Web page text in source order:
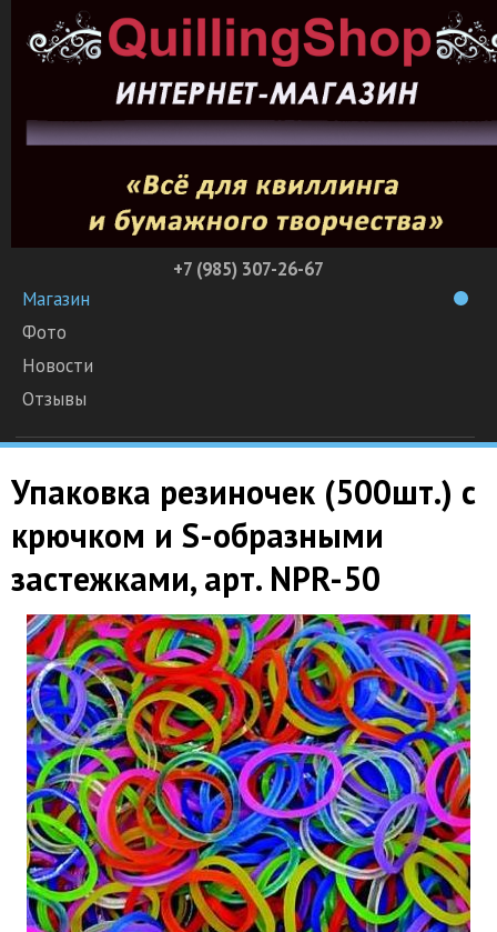
+7 (985) 307-26-67
Магазин
Фото
Новости
Отзывы
Упаковка резиночек (500шт.) с
крючком и S-образными
застежками, арт. NPR-50